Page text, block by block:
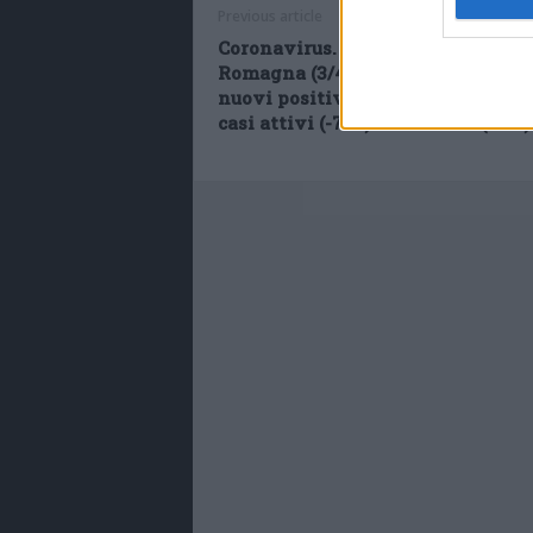
Coronavirus. Aggiornamento
Romagna (3/4): 32mila tamponi,
nuovi positivi. 2.509 guariti,
casi attivi (-758) e i ricoveri (-122)